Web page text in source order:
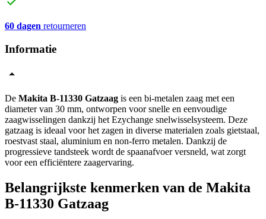
60 dagen retourneren
Informatie
De Makita B-11330 Gatzaag is een bi-metalen zaag met een
diameter van 30 mm, ontworpen voor snelle en eenvoudige
zaagwisselingen dankzij het Ezychange snelwisselsysteem. Deze
gatzaag is ideaal voor het zagen in diverse materialen zoals gietstaal,
roestvast staal, aluminium en non-ferro metalen. Dankzij de
progressieve tandsteek wordt de spaanafvoer versneld, wat zorgt
voor een efficiëntere zaagervaring.
Belangrijkste kenmerken van de Makita
B-11330 Gatzaag